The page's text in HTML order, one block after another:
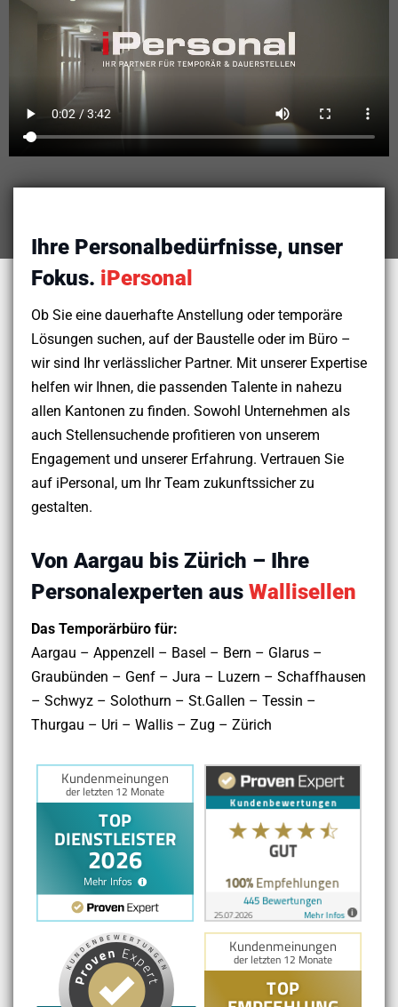
Ihre Personalbedürfnisse, unser
Fokus. iPersonal
Ob Sie eine dauerhafte Anstellung oder temporäre
Lösungen suchen, auf der Baustelle oder im Büro –
wir sind Ihr verlässlicher Partner. Mit unserer Expertise
helfen wir Ihnen, die passenden Talente in nahezu
allen Kantonen zu finden. Sowohl Unternehmen als
auch Stellensuchende profitieren von unserem
Engagement und unserer Erfahrung. Vertrauen Sie
auf iPersonal, um Ihr Team zukunftssicher zu
gestalten.
Von Aargau bis Zürich – Ihre
Personalexperten aus Wallisellen
Das Temporärbüro für:
Aargau – Appenzell – Basel – Bern – Glarus –
Graubünden – Genf – Jura – Luzern – Schaffhausen
– Schwyz – Solothurn – St.Gallen – Tessin –
Thurgau – Uri – Wallis – Zug – Zürich